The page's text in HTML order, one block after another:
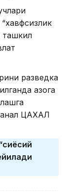
ташкил
разведка
Ғазога
ЦАХАЛ